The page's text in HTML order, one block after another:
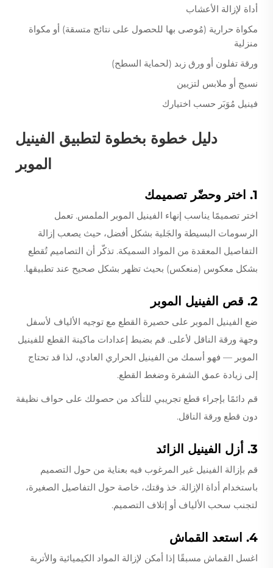
أداة لإزالة الأعشاب
مكواة حرارية (مُوصى بها للحصول على نتائج متسقة) أو مكواة
منزلية
ورقة تفلون أو ورق زبد (لحماية السطح)
نسيج أو ملابس لتزيين
فينيل مُوَبَر حسب اختيارك
دليل خطوة بخطوة لتطبيق الفينيل
الموبر
1. اختر وحضّر تصميمك
اختر تصميمًا يناسب إنهاء الفينيل الموبر الملمس. تعمل
الرسومات البسيطة والجَلية بشكل أفضل، حيث يصعب إزالة
التفاصيل المعقدة من المواد السميكة. تذكّر أن التصاميم تُقطع
بشكل معكوس (منعكس) بحيث تظهر بشكل صحيح عند تطبيقها.
2. قص الفينيل الموبر
ضع الفينيل الموبر على حصيرة القطع مع توجيه الألياف لأسفل
وجهة ورقة الناقل لأعلى. قم بضبط إعدادات ماكينة القطع للفينيل
الموبر — فهو أسمك من الفينيل الحراري العادي، لذا قد تحتاج
إلى زيادة عمق الشفرة وضغط القطع.
قم دائمًا بإجراء قطع تجريبي للتأكد من حصولك على حواف نظيفة
دون قطع ورقة الناقل.
3. أزل الفينيل الزائد
قم بإزالة الفينيل غير المرغوب فيه بعناية من حول التصميم
باستخدام أداة الإزالة. خذ وقتك، خاصة حول التفاصيل الصغيرة،
لتجنب سحب الألياف أو إتلاف التصميم.
4. استعد القماش
اغسل القماش مسبقًا إذا أمكن لإزالة المواد الكيميائية والأتربة